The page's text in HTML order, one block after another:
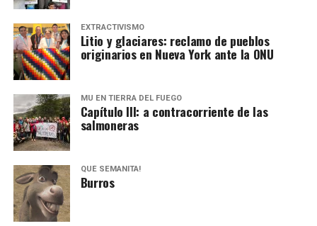
EXTRACTIVISMO
Litio y glaciares: reclamo de pueblos
originarios en Nueva York ante la ONU
MU EN TIERRA DEL FUEGO
Capítulo III: a contracorriente de las
salmoneras
QUÉ SEMANITA!
Burros